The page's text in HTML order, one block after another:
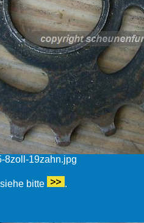
8zoll-19zahn.jpg
bitte .